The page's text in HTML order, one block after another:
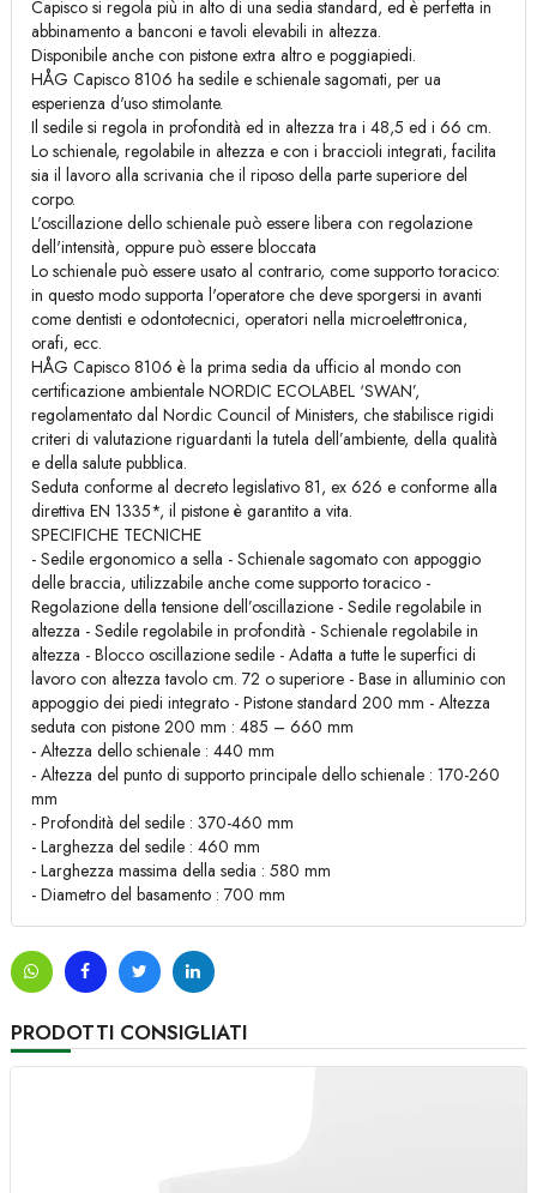
Capisco si regola più in alto di una sedia standard, ed è perfetta in
abbinamento a banconi e tavoli elevabili in altezza.
Disponibile anche con pistone extra altro e poggiapiedi.
HÅG Capisco 8106 ha sedile e schienale sagomati, per ua
esperienza d'uso stimolante.
Il sedile si regola in profondità ed in altezza tra i 48,5 ed i 66 cm.
Lo schienale, regolabile in altezza e con i braccioli integrati, facilita
sia il lavoro alla scrivania che il riposo della parte superiore del
corpo.
L'oscillazione dello schienale può essere libera con regolazione
dell'intensità, oppure può essere bloccata
Lo schienale può essere usato al contrario, come supporto toracico:
in questo modo supporta l'operatore che deve sporgersi in avanti
come dentisti e odontotecnici, operatori nella microelettronica,
orafi, ecc.
HÅG Capisco 8106 è la prima sedia da ufficio al mondo con
certificazione ambientale NORDIC ECOLABEL ‘SWAN’,
regolamentato dal Nordic Council of Ministers, che stabilisce rigidi
criteri di valutazione riguardanti la tutela dell’ambiente, della qualità
e della salute pubblica.
Seduta conforme al decreto legislativo 81, ex 626 e conforme alla
direttiva EN 1335*, il pistone è garantito a vita.
SPECIFICHE TECNICHE
- Sedile ergonomico a sella - Schienale sagomato con appoggio
delle braccia, utilizzabile anche come supporto toracico -
Regolazione della tensione dell’oscillazione - Sedile regolabile in
altezza - Sedile regolabile in profondità - Schienale regolabile in
altezza - Blocco oscillazione sedile - Adatta a tutte le superfici di
lavoro con altezza tavolo cm. 72 o superiore - Base in alluminio con
appoggio dei piedi integrato - Pistone standard 200 mm - Altezza
seduta con pistone 200 mm : 485 – 660 mm
- Altezza dello schienale : 440 mm
- Altezza del punto di supporto principale dello schienale : 170-260
mm
- Profondità del sedile : 370-460 mm
- Larghezza del sedile : 460 mm
- Larghezza massima della sedia : 580 mm
- Diametro del basamento : 700 mm
PRODOTTI CONSIGLIATI